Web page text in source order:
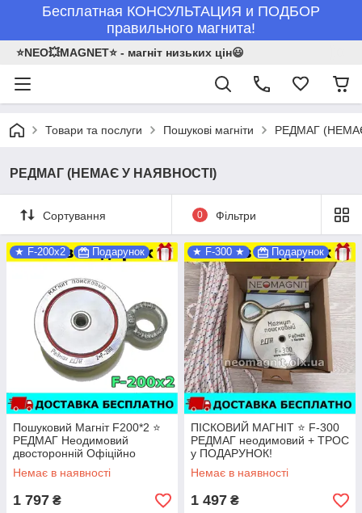
Бесплатная КОНСУЛЬТАЦИЯ и ПОДБОР
правильного магнита!
⭐NEO💥MAGNET⭐ - магніт низьких цін😃
Товари та послуги Пошукові магніти РЕДМАГ
РЕДМАГ (НЕМАЄ У НАЯВНОСТІ)
Сортування 0 Фільтри
★ F-200x2 Подарунок
Пошуковий Магніт F200*2 ⭐
РЕДМАГ Неодимовий
двосторонній Офіційно
Гарантія
Немає в наявності
1 797 ₴
★ F-300 ★ Подарунок
ПІСКОВИЙ МАГНІТ ⭐ F-300
РЕДМАГ неодимовий + ТРОС
у ПОДАРУНОК!
Немає в наявності
1 497 ₴